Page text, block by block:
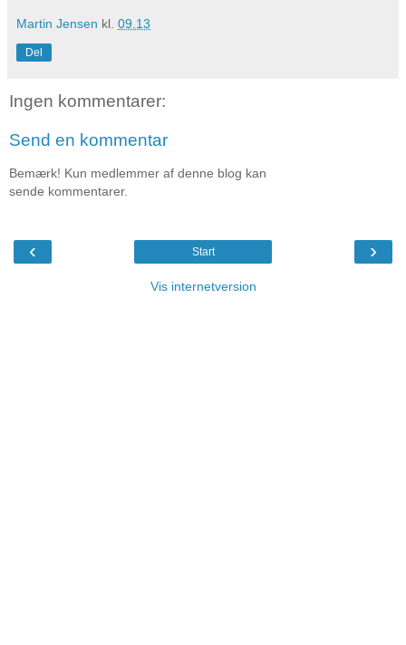
Martin Jensen kl. 09.13
Del
Ingen kommentarer:
Send en kommentar
Bemærk! Kun medlemmer af denne blog kan
sende kommentarer.
‹ ›
Start
Vis internetversion